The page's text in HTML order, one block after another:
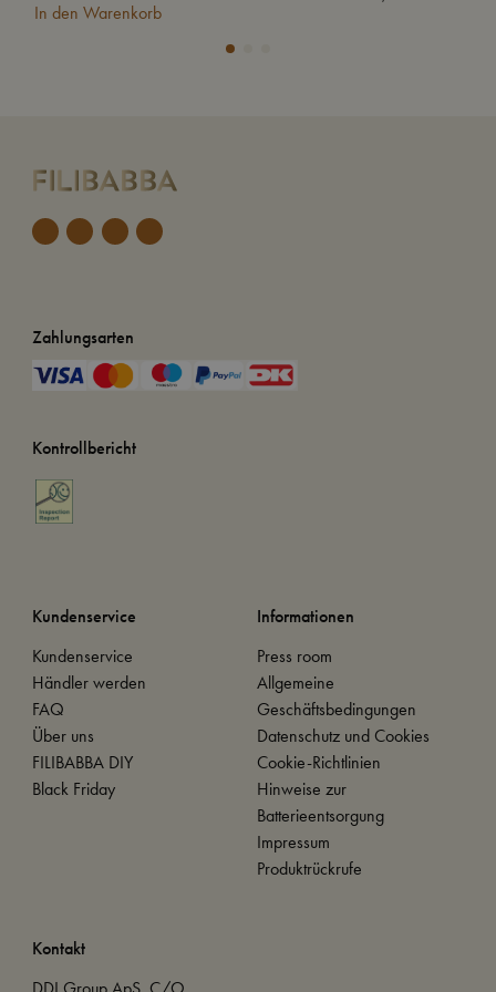
In den Warenkorb
Zahlungsarten
Kontrollbericht
Kundenservice
Kundenservice
Händler werden
FAQ
Über uns
FILIBABBA DIY
Black Friday
Informationen
Press room
Allgemeine
Geschäftsbedingungen
Datenschutz und Cookies
Cookie-Richtlinien
Hinweise zur
Batterieentsorgung
Impressum
Produktrückrufe
Kontakt